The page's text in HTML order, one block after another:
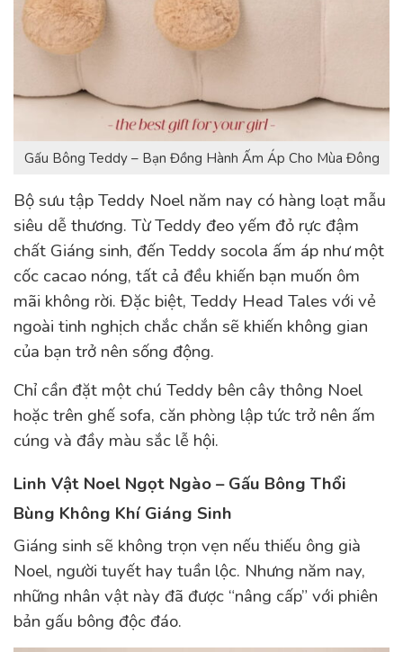
Gấu Bông Teddy – Bạn Đồng Hành Ấm Áp Cho Mùa Đông
Bộ sưu tập Teddy Noel năm nay có hàng loạt mẫu
siêu dễ thương. Từ Teddy đeo yếm đỏ rực đậm
chất Giáng sinh, đến Teddy socola ấm áp như một
cốc cacao nóng, tất cả đều khiến bạn muốn ôm
mãi không rời. Đặc biệt, Teddy Head Tales với vẻ
ngoài tinh nghịch chắc chắn sẽ khiến không gian
của bạn trở nên sống động.
Chỉ cần đặt một chú Teddy bên cây thông Noel
hoặc trên ghế sofa, căn phòng lập tức trở nên ấm
cúng và đầy màu sắc lễ hội.
Linh Vật Noel Ngọt Ngào – Gấu Bông Thổi
Bùng Không Khí Giáng Sinh
Giáng sinh sẽ không trọn vẹn nếu thiếu ông già
Noel, người tuyết hay tuần lộc. Nhưng năm nay,
những nhân vật này đã được “nâng cấp” với phiên
bản gấu bông độc đáo.